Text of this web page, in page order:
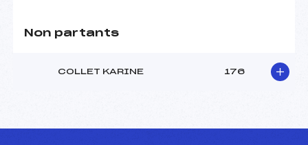
Non partants
COLLET KARINE 176